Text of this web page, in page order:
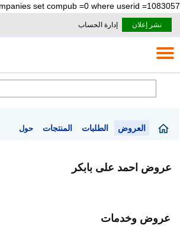
set compub =0 where userid =1083057
نشر إعلان إدارة الحساب
العروض الطلبات المنتجات حول
عروض احمد على بابكر
عروض وخدمات